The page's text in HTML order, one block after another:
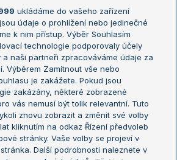
Australian Open
French Open
Wimbledon
US Open
Turnaj mistrů
Turnaj mistryň
ukládáme do vašeho zařízení
údaje o prohlížení nebo jedinečné
k nim přístup. Výběr Souhlasím
technologie podporovaly účely
a naši partneři zpracováváme údaje za
Výběrem Zamítnout vše nebo
je zakážete. Pokud jsou
zakázány, některé zobrazené
vás nemusí být tolik relevantní. Tuto
znovu zobrazit a změnit své volby
kliknutím na odkaz Řízení předvoleb
stránky. Vaše volby se projeví v
Další podrobnosti naleznete v